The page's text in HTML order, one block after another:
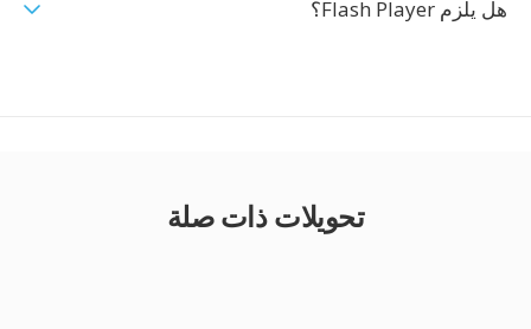
هل يلزم Flash Player؟
تحويلات ذات صلة